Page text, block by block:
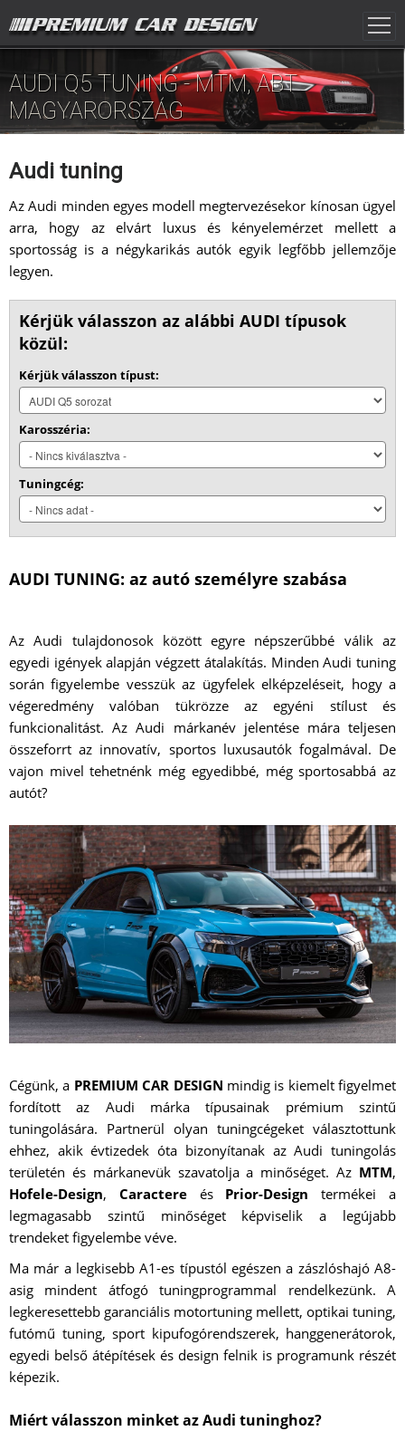
AUDI Q5 TUNING - MTM, ABT
MAGYARORSZÁG
Audi tuning
Az Audi minden egyes modell megtervezésekor kínosan ügyel
arra, hogy az elvárt luxus és kényelemérzet mellett a
sportosság is a négykarikás autók egyik legfőbb jellemzője
legyen.
Kérjük válasszon az alábbi AUDI típusok
közül:
Kérjük válasszon típust:
Karosszéria:
Tuningcég:
AUDI TUNING: az autó személyre szabása
Az Audi tulajdonosok között egyre népszerűbbé válik az
egyedi igények alapján végzett átalakítás. Minden Audi tuning
során figyelembe vesszük az ügyfelek elképzeléseit, hogy a
végeredmény valóban tükrözze az egyéni stílust és
funkcionalitást. Az Audi márkanév jelentése mára teljesen
összeforrt az innovatív, sportos luxusautók fogalmával. De
vajon mivel tehetnénk még egyedibbé, még sportosabbá az
autót?
Cégünk, a PREMIUM CAR DESIGN mindig is kiemelt figyelmet
fordított az Audi márka típusainak prémium szintű
tuningolására. Partnerül olyan tuningcégeket választottunk
ehhez, akik évtizedek óta bizonyítanak az Audi tuningolás
területén és márkanevük szavatolja a minőséget. Az MTM,
Hofele-Design, Caractereés Prior-Design termékei a
legmagasabb szintű minőséget képviselik a legújabb
trendeket figyelembe véve.
Ma már a legkisebb A1-es típustól egészen a zászlóshajó A8-
asig mindent átfogó tuningprogrammal rendelkezünk. A
legkeresettebb garanciális motortuning mellett, optikai tuning,
futómű tuning, sport kipufogórendszerek, hanggenerátorok,
egyedi belső átépítések és design felnik is programunk részét
képezik.
Miért válasszon minket az Audi tuninghoz?